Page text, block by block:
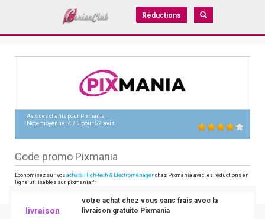
Réductions
Avis des clients pour Pixmania
Note moyenne :4 /5 pour52 avis
Code promo Pixmania
Economisez sur vos achats High-tech & Electroménager chez Pixmania avec les réductions en
ligne utilisables sur pixmania.fr
livraison
votre achat chez vous sans frais avec la
livraison gratuite Pixmania